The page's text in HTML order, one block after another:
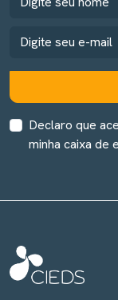
Declaro que
minha caixa de